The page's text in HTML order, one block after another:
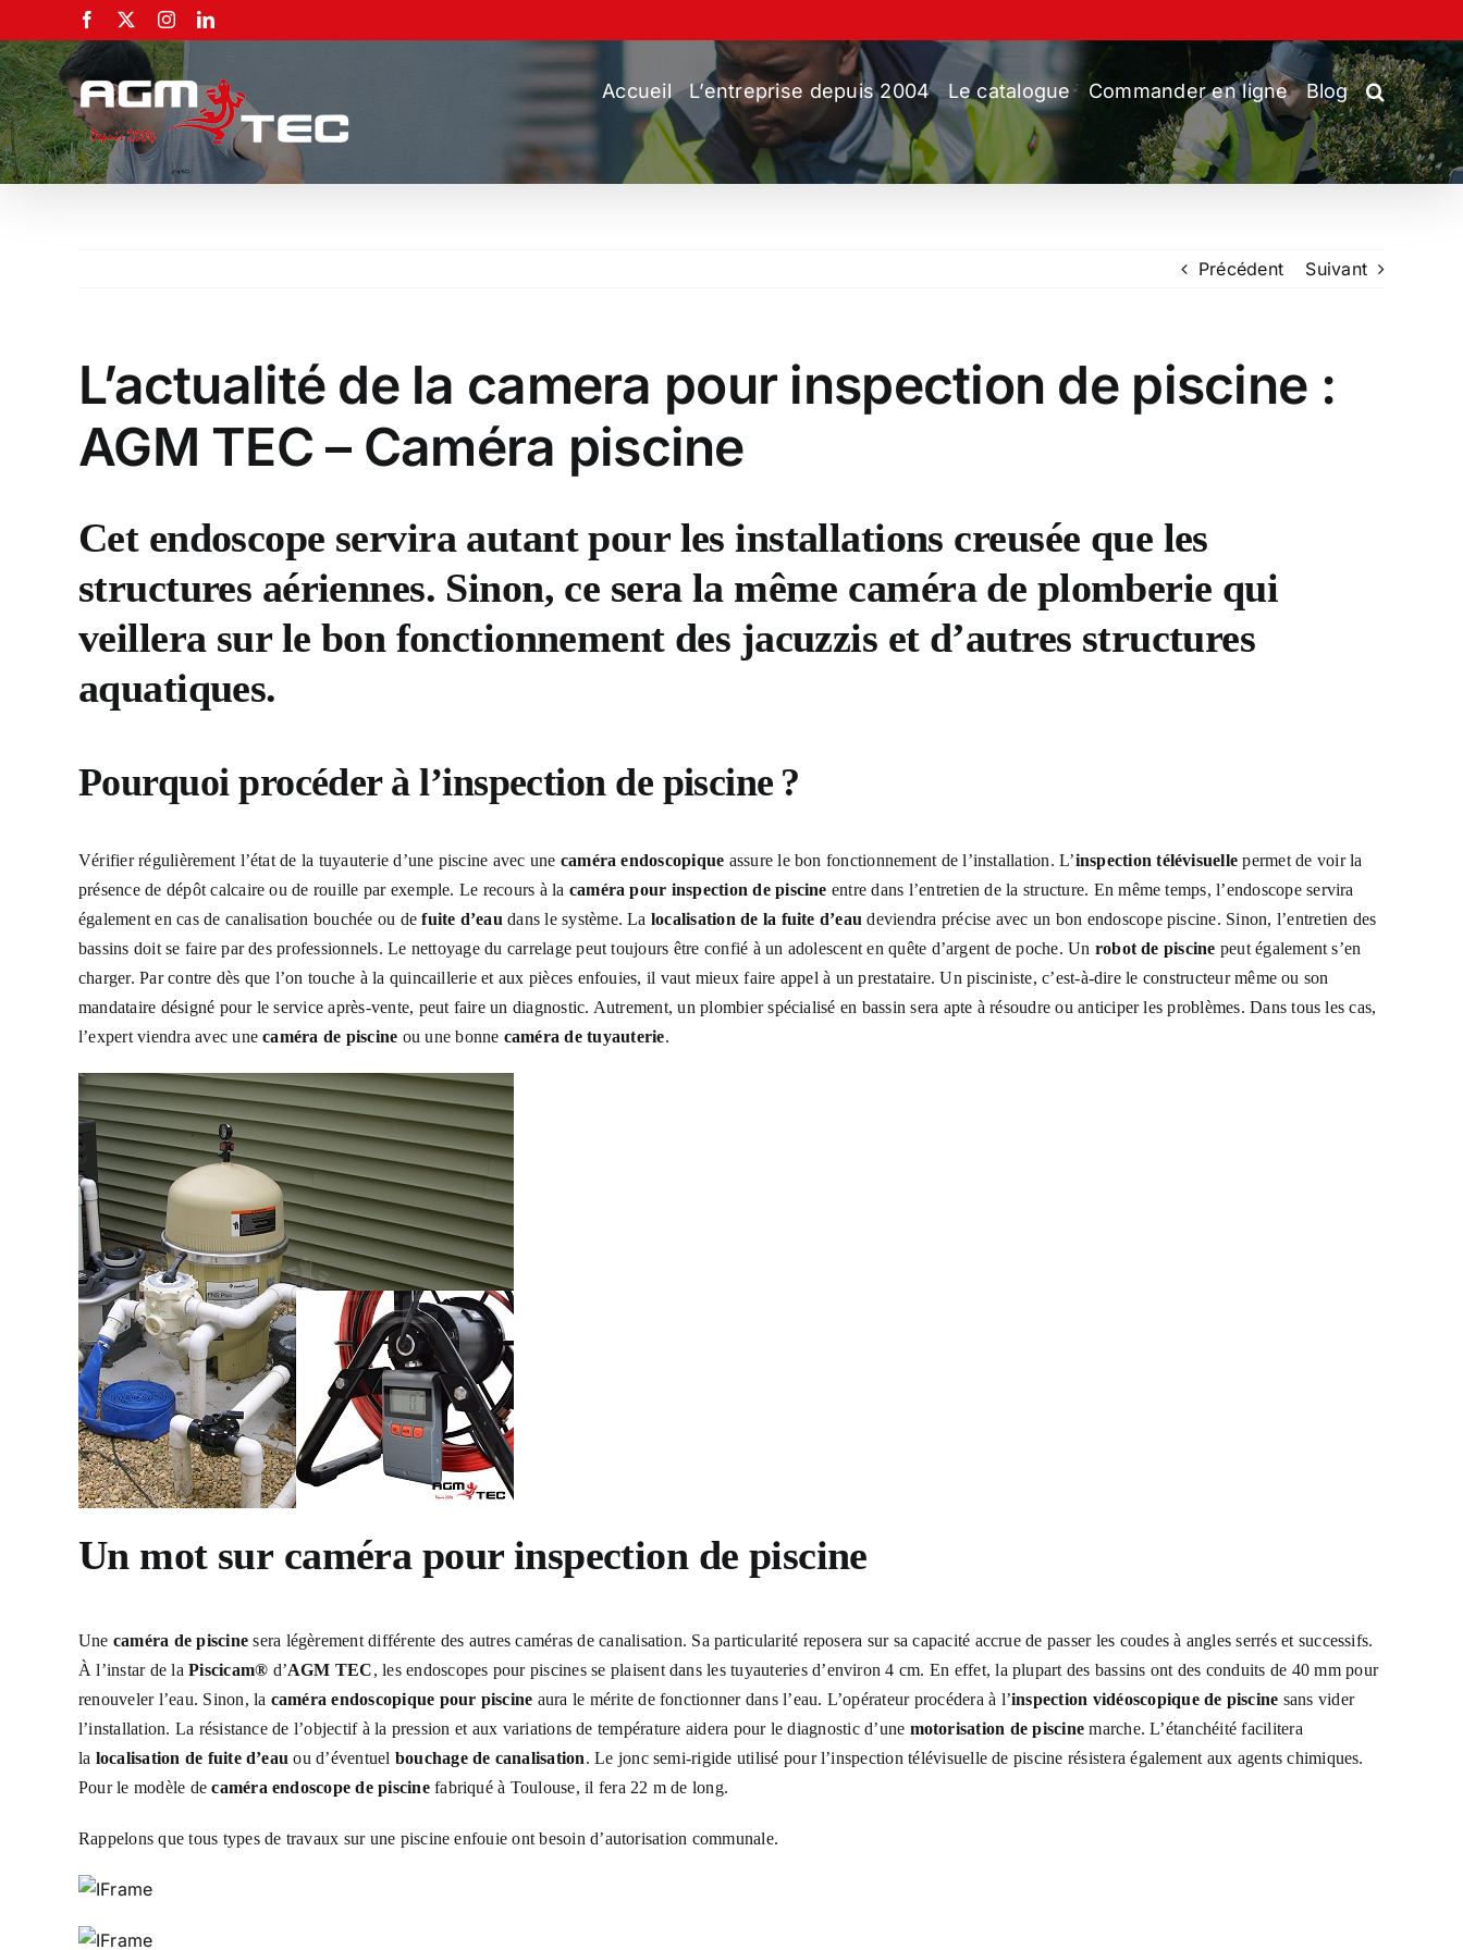
au
contenu
Facebook InstagramLinkedIn
Accueil L’entreprise depuis 2004 Le catalogue Commander en ligne Blog
Précédent Suivant
L’actualité de la camera pour inspection de piscine :
AGM TEC – Caméra piscine
Cet endoscope servira autant pour les installations creusée que les
structures aériennes. Sinon, ce sera la même caméra de plomberie qui
veillera sur le bon fonctionnement des jacuzzis et d’autres structures
aquatiques.
Pourquoi procéder à l’inspection de piscine ?
Vérifier régulièrement l’état de la tuyauterie d’une piscine avec une caméra endoscopique assure le bon fonctionnement de l’installation. L’inspection télévisuelle permet de voir la
présence de dépôt calcaire ou de rouille par exemple. Le recours à la caméra pour inspection de piscine entre dans l’entretien de la structure. En même temps, l’endoscope servira
également en cas de canalisation bouchée ou defuite d’eau dans le système. La localisation de la fuite d’eau deviendra précise avec un bon endoscope piscine. Sinon, l’entretien des
bassins doit se faire par des professionnels. Le nettoyage du carrelage peut toujours être confié à un adolescent en quête d’argent de poche. Un robot de piscine peut également s’en
charger. Par contre dès que l’on touche à la quincaillerie et aux pièces enfouies, il vaut mieux faire appel à un prestataire. Un pisciniste, c’est-à-dire le constructeur même ou son
mandataire désigné pour le service après-vente, peut faire un diagnostic. Autrement, un plombier spécialisé en bassin sera apte à résoudre ou anticiper les problèmes. Dans tous les cas,
l’expert viendra avec unecaméra de piscine ou une bonne caméra de tuyauterie.
Un mot sur caméra pour inspection de piscine
Une caméra de piscine sera légèrement différente des autres caméras de canalisation. Sa particularité reposera sur sa capacité accrue de passer les coudes à angles serrés et successifs.
À l’instar de laPiscicam® d’AGM TEC, les endoscopes pour piscines se plaisent dans les tuyauteries d’environ 4 cm. En effet, la plupart des bassins ont des conduits de 40 mm pour
renouveler l’eau. Sinon, la caméra endoscopique pour piscine aura le mérite de fonctionner dans l’eau. L’opérateur procédera à l’inspection vidéoscopique de piscine sans vider
l’installation. La résistance de l’objectif à la pression et aux variations de température aidera pour le diagnostic d’une motorisation de piscine marche. L’étanchéité facilitera
la localisation de fuite d’eau ou d’éventuel bouchage de canalisation. Le jonc semi-rigide utilisé pour l’inspection télévisuelle de piscine résistera également aux agents chimiques.
Pour le modèle decaméra endoscope de piscinefabriqué à Toulouse, il fera 22 m de long.
Rappelons que tous types de travaux sur une piscine enfouie ont besoin d’autorisation communale.